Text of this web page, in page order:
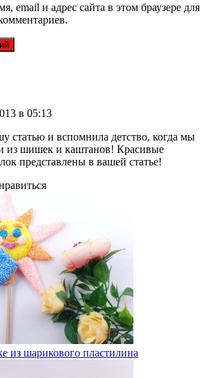
email и адрес сайта в этом браузере для
в 05:13
статью и вспомнила детство, когда мы
из шишек и каштанов! Красивые
представлены в вашей статье!
из шарикового пластилина